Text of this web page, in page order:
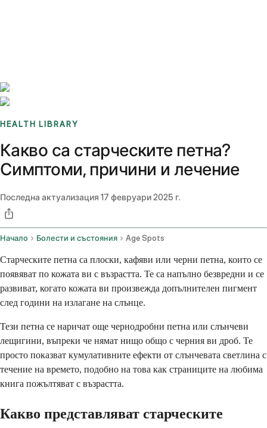
HEALTH LIBRARY
Какво са старческите петна?
Симптоми, причини и лечение
Последна актуализация 17 февруари 2025 г.
Начало Болести и състояния Age Spots
Старческите петна са плоски, кафяви или черни петна, които се
появяват по кожата ви с възрастта. Те са напълно безвредни и се
развиват, когато кожата ви произвежда допълнителен пигмент
след години на излагане на слънце.
Тези петна се наричат още чернодробни петна или слънчеви
лещигини, въпреки че нямат нищо общо с черния ви дроб. Те
просто показват кумулативните ефекти от слънчевата светлина с
течение на времето, подобно на това как страниците на любима
книга пожълтяват с възрастта.
Какво представляват старческите